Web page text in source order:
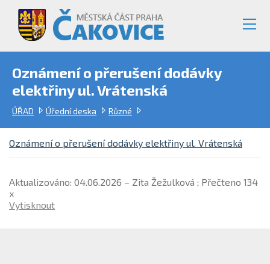
Oznámení o přerušení dodávky
elektřiny ul. Vrátenská
ÚŘAD Úřední deska Různé
Oznámení o přerušení dodávky elektřiny ul. Vrátenská
Aktualizováno: 04.06.2026 – Zita Žežulková ; Přečteno 134
x
Vytisknout